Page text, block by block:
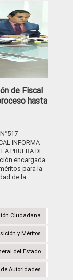
de Fiscal
hasta
INFORMA
PRUEBA DE
encargada
para la
de la
Ciudadana
y Méritos
del Estado
Autoridades